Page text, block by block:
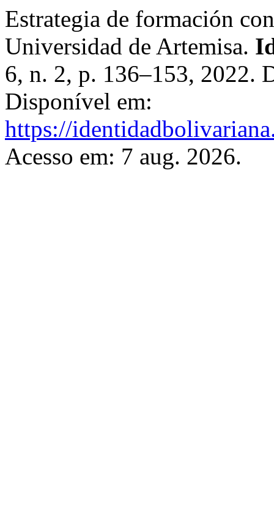
Estrategia de formación
Universidad de Artemisa.
6, n. 2, p. 136–153, 2022.
Disponível em:
https://
Acesso em: 7 aug. 2026.